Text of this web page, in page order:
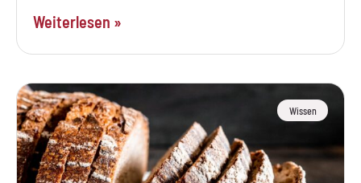
Weiterlesen »
Wissen